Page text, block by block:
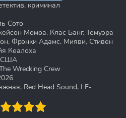
криминал
Сото
Момоа, Клас Банг, Темуэра
Фрэнки Адамс, Мияви, Стивен
Кеалоха
США
Wrecking Crew
Red Head Sound, LE-